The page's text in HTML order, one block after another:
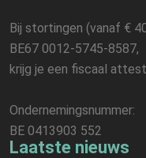
Bij stortingen (vanaf €
BE67 0012-5745-8587,
krijg je een fiscaal
Ondernemingsnummer:
BE 0413903 552
Laatste nieuws